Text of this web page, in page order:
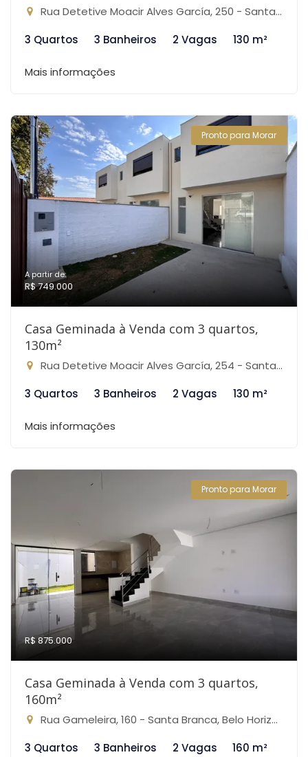
Rua Detetive Moacir Alves García, 250 - Santa Branca, Belo Horizonte-MG
3 Quartos
3 Banheiros 2 Vagas 130 m²
Mais informações
Pronto para Morar
A partir de:
R$ 749.000
Casa Geminada à Venda com 3 quartos,
130m²
Rua Detetive Moacir Alves García, 254 - Santa Branca, Belo Horizonte-MG
3 Quartos
3 Banheiros 2 Vagas 130 m²
Mais informações
Pronto para Morar
R$ 875.000
Casa Geminada à Venda com 3 quartos,
160m²
Rua Gameleira, 160 - Santa Branca, Belo Horizonte-MG
3 Quartos
3 Banheiros 2 Vagas 160 m²